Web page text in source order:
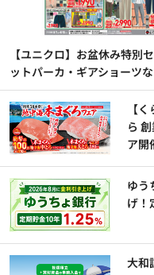
【ユニクロ】お盆休み特別
ットパーカ・ギアショーツ
【
ら
ア開
ゆう
げ！
大和